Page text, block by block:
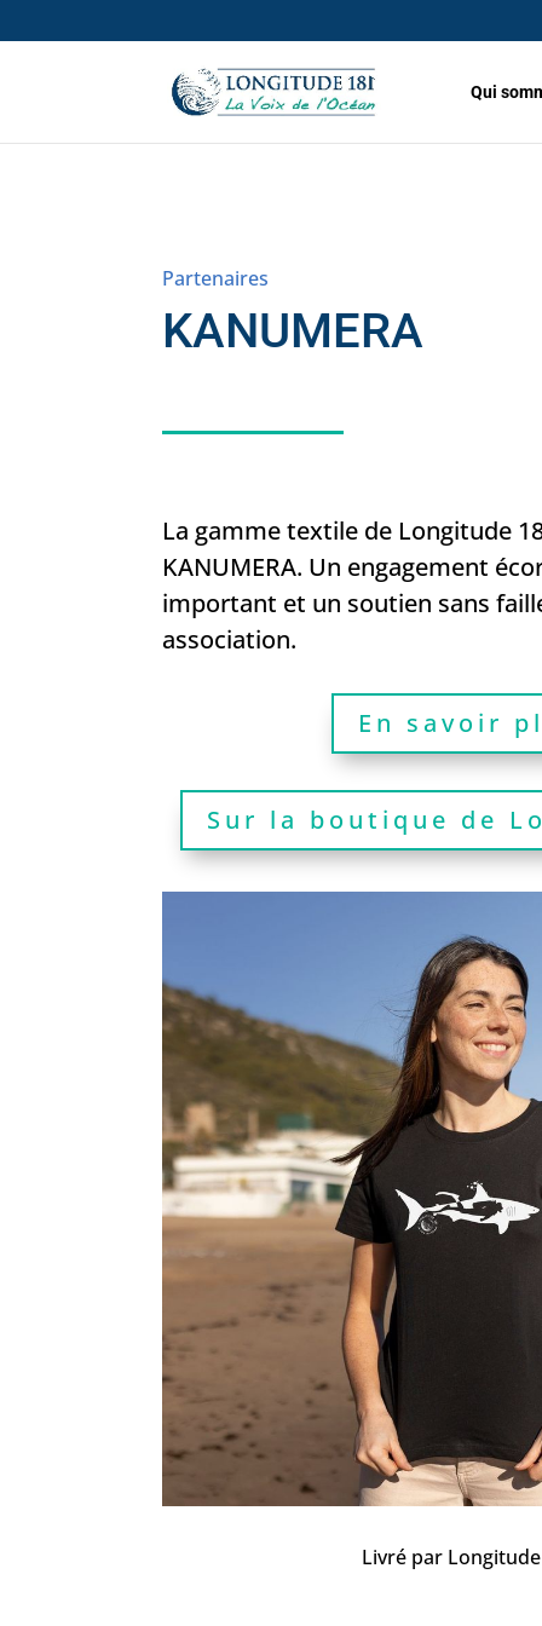
Qui
Partenaires
KANUMERA
La gamme textile de Longitude
KANUMERA. Un engagement
important et un soutien sans
association.
En savoir
Sur la boutique de
Livré par